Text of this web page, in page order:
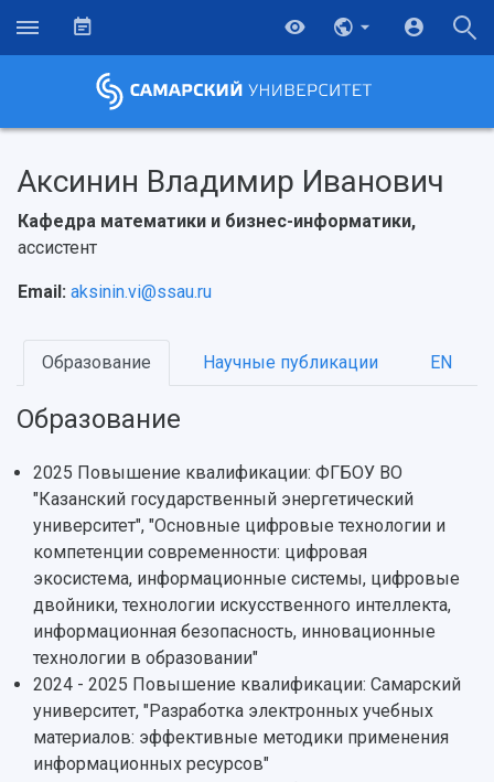
НАЗАД
Об университете
История
Ключевые факты
Рейтинги
Руководство
Наблюдательный совет
Попечительский совет
Ученый совет
Новости
Главные новости
Бортжурнал
Объявления
События
СМИ об университете
Пресс-центр
Образование
Почему я выбираю Самарский университет?
Абитуриенту
Бакалавриат и специалитет
Магистратура
Аспирантура
Формы обучения
Учебные планы
Дополнительное образование
Научно-исследовательская деятельность
Основные научные направления
Научные школы и ведущие научные коллективы
Диссертационные советы
Подготовка научных кадров
Конкурс на замещение должностей научных
работников
Научно-технический совет
Аксинин Владимир Иванович
Кафедра математики и бизнес-информатики,
ассистент
Email: aksinin.vi@ssau.ru
Образование Научные публикации EN
Образование
2025 Повышение квалификации: ФГБОУ ВО
"Казанский государственный энергетический
университет", "Основные цифровые технологии и
компетенции современности: цифровая
экосистема, информационные системы, цифровые
двойники, технологии искусственного интеллекта,
информационная безопасность, инновационные
технологии в образовании"
2024 - 2025 Повышение квалификации: Самарский
университет, "Разработка электронных учебных
материалов: эффективные методики применения
информационных ресурсов"